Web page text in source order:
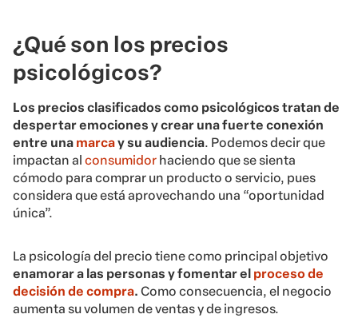
¿Qué son los precios
psicológicos?
Los precios clasificados como psicológicos tratan de
despertar emociones y crear una fuerte conexión
entre una marcay su audiencia. Podemos decir que
impactan al consumidor haciendo que se sienta
cómodo para comprar un producto o servicio, pues
considera que está aprovechando una “oportunidad
única”.
La psicología del precio tiene como principal objetivo
enamorar a las personas y fomentar el proceso de
decisión de compra. Como consecuencia, el negocio
aumenta su volumen de ventas y de ingresos.